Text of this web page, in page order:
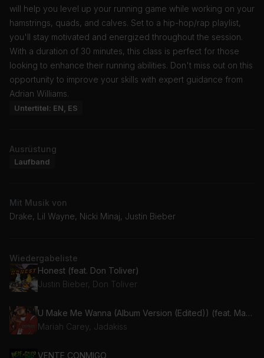
will help you level up your running game while working on your
hamstrings, quads, and calves. Set to a hip-hop/rap playlist,
you'll stay motivated and energized throughout the session.
With a duration of 30 minutes, this class is perfect for those
looking to enhance their running abilities. Don't miss out on this
opportunity to improve your skills with expert guidance from
Adrian Williams.
Untertitel: EN, ES
Ausrüstung
Laufband
Mit Musik von
Drake, Lil Wayne, Nicki Minaj, Justin Bieber
Wiedergabeliste
Honest (feat. Don Toliver)
Justin Bieber, Don Toliver
U Make Me Wanna (Album Version (Edited)) (feat. Mariah Carey)
Mariah Carey, Jadakiss
VENTE CONMIGO